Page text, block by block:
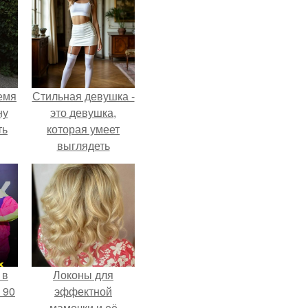
Стильная девушка -
это девушка,
которая умеет
выглядеть
привлекательно и
элегантно в любои
ситуации.
Локоны для
эффектной